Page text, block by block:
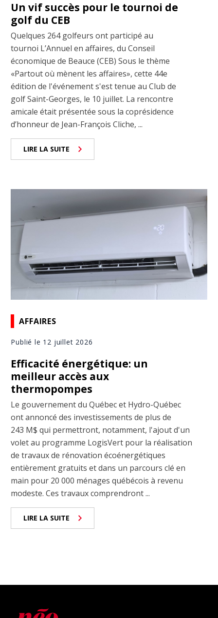
Un vif succès pour le tournoi de
golf du CEB
Quelques 264 golfeurs ont participé au
tournoi L’Annuel en affaires, du Conseil
économique de Beauce (CEB) Sous le thème
«Partout où mènent les affaires», cette 44e
édition de l'événement s'est tenue au Club de
golf Saint-Georges, le 10 juillet. La rencontre
amicale était présentée sous la coprésidence
d’honneur de Jean-François Cliche, ...
LIRE LA SUITE
AFFAIRES
Publié le 12 juillet 2026
Efficacité énergétique: un
meilleur accès aux
thermopompes
Le gouvernement du Québec et Hydro-Québec
ont annoncé des investissements de plus de
243 M$ qui permettront, notamment, l'ajout d'un
volet au programme LogisVert pour la réalisation
de travaux de rénovation écoénergétiques
entièrement gratuits et dans un parcours clé en
main pour 20 000 ménages québécois à revenu
modeste. Ces travaux comprendront ...
LIRE LA SUITE